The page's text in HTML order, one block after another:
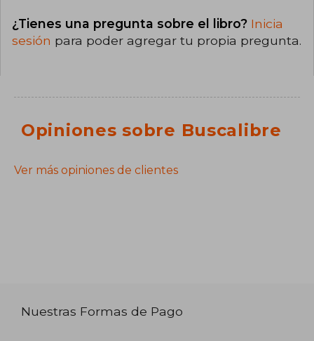
¿Tienes una pregunta sobre el libro? Inicia
sesión para poder agregar tu propia pregunta.
Opiniones sobre Buscalibre
Ver más opiniones de clientes
Nuestras Formas de Pago